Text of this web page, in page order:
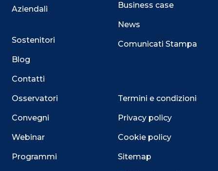
Aziendali
Sostenitori
Blog
Contatti
Osservatori
Convegni
Webinar
Programmi
Business case
News
Comunicati Stampa
Termini e condizioni
Privacy policy
Cookie policy
Sitemap